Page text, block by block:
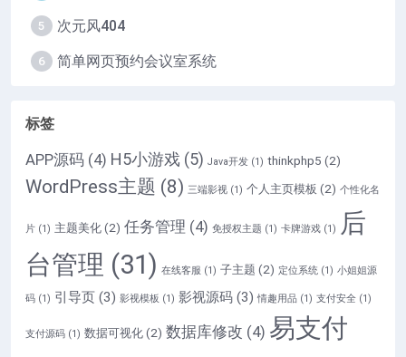
5 次元风404
6 简单网页预约会议室系统
标签
APP源码 (4) H5小游戏 (5) Java开发 (1) thinkphp5 (2)
WordPress主题 (8) 三端影视 (1) 个人主页模板 (2) 个性化名
片 (1) 主题美化 (2) 任务管理 (4) 免授权主题 (1) 卡牌游戏 (1)
后
台管理 (31) 在线客服 (1) 子主题 (2) 定位系统 (1) 小姐姐源
码 (1) 引导页 (3) 影视模板 (1) 影视源码 (3) 情趣用品 (1) 支付安全 (1)
支付源码 (1) 数据可视化 (2) 数据库修改 (4) 易支付